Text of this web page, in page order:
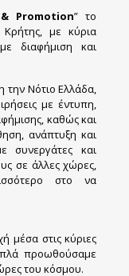
Promotion” το
με κύρια
διαφήμιση και
την Νότιο Ελλάδα,
με έντυπη,
καθώς και
ανάπτυξη και
συνεργάτες και
σε άλλες χώρες,
στο να
στις κύριες
προωθούσαμε
του κόσμου.